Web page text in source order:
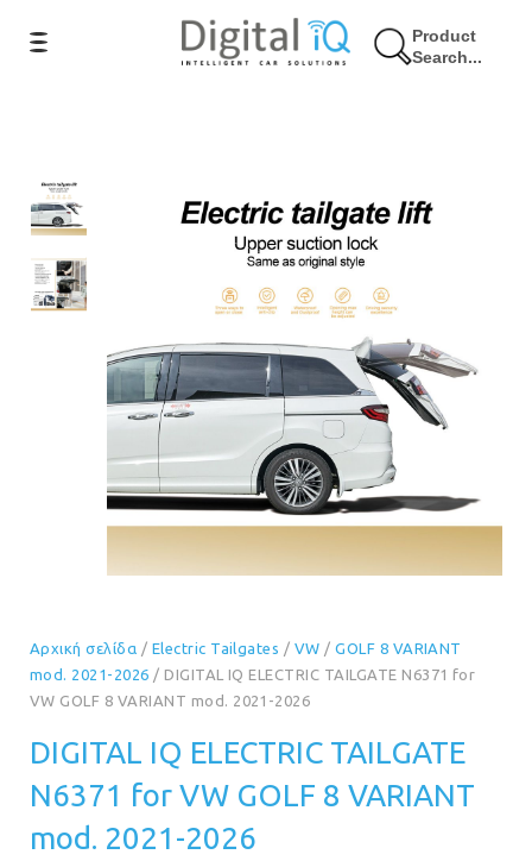
Product
Search...
Αρχική σελίδα / Electric Tailgates / VW /GOLF 8 VARIANT
mod. 2021-2026 / DIGITAL IQ ELECTRIC TAILGATE N6371 for
VW GOLF 8 VARIANT mod. 2021-2026
DIGITAL IQ ELECTRIC TAILGATE
N6371 for VW GOLF 8 VARIANT
mod. 2021-2026